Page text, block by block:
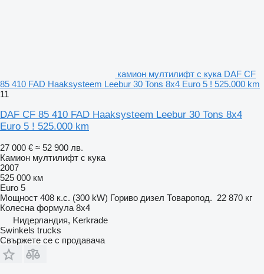
камион мултилифт с кука DAF CF
85 410 FAD Haaksysteem Leebur 30 Tons 8x4 Euro 5 ! 525.000 km
11
DAF CF 85 410 FAD Haaksysteem Leebur 30 Tons 8x4
Euro 5 ! 525.000 km
27 000 € ≈ 52 900 лв.
Камион мултилифт с кука
2007
525 000 км
Euro 5
Мощност 408 к.с. (300 kW) Гориво дизел Товаропод. 22 870 кг
Колесна формула 8x4
Нидерландия, Kerkrade
Swinkels trucks
Свържете се с продавача